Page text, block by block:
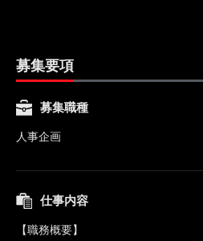
募集要項
募集職種
人事企画
仕事内容
【職務概要】